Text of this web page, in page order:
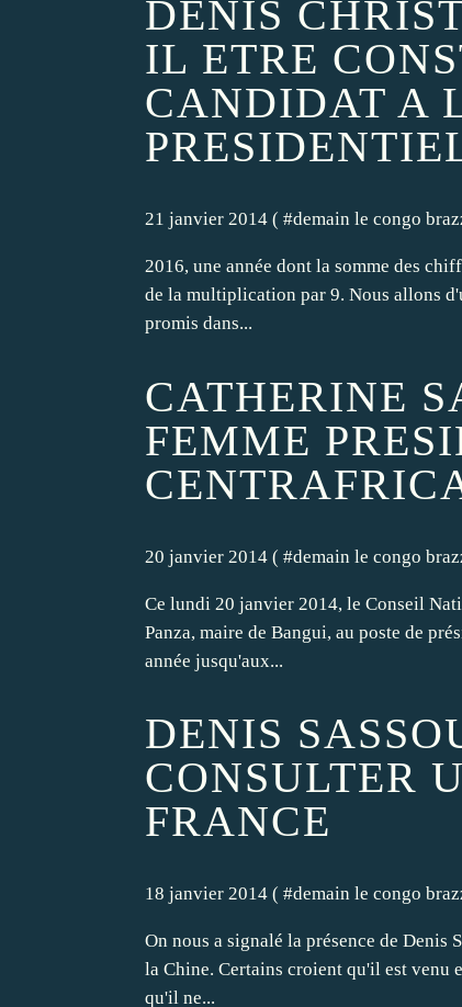
DENIS
IL ETRE
CANDIDAT A
21 janvier 2014 ( #demain le congo
2016, une année dont la somme des
de la multiplication par 9. Nous allons
promis dans...
CATHERINE
FEMME
20 janvier 2014 ( #demain le congo
Ce lundi 20 janvier 2014, le Conseil
Panza, maire de Bangui, au poste de
année jusqu'aux...
DENIS
CONSULTER
FRANCE
18 janvier 2014 ( #demain le congo
On nous a signalé la présence de Denis
la Chine. Certains croient qu'il est venu
qu'il ne...